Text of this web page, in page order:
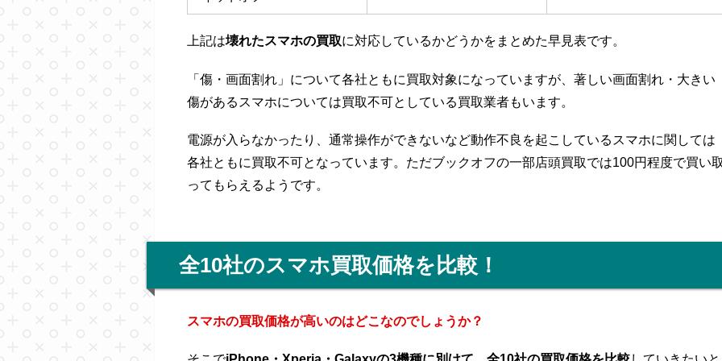
上記は壊れたスマホの買取に対応しているかどうかをまとめた早見表です。
「傷・画面割れ」について各社ともに買取対象になっていますが、著しい画面割れ・大きい
傷があるスマホについては買取不可としている買取業者もいます。
電源が入らなかったり、通常操作ができないなど動作不良を起こしているスマホに関しては
各社ともに買取不可となっています。ただブックオフの一部店頭買取では100円程度で買い
ってもらえるようです。
全10社のスマホ買取価格を比較！
スマホの買取価格が高いのはどこなのでしょうか？